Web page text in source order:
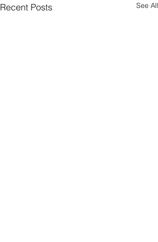
Recent Posts See All